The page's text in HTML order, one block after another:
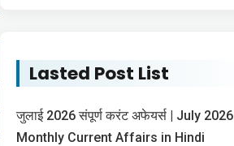
Lasted Post List
जुलाई 2026 संपूर्ण करंट अफेयर्स | July 2026
Monthly Current Affairs in Hindi